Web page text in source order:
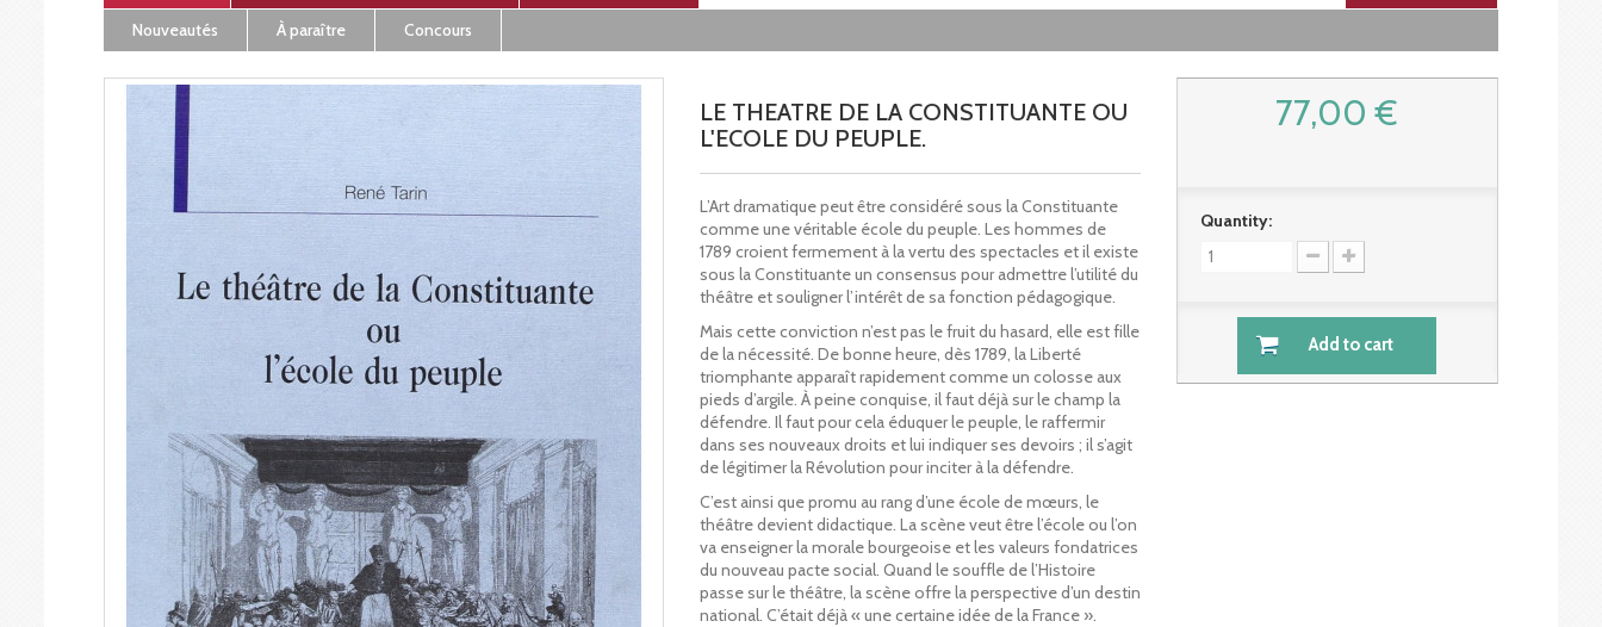
Nouveautés
À paraître Concours
LE THEATRE DE LA CONSTITUANTE OU
L'ECOLE DU PEUPLE.
L’Art dramatique peut être considéré sous la Constituante
comme une véritable école du peuple. Les hommes de
1789 croient fermement à la vertu des spectacles et il existe
sous la Constituante un consensus pour admettre l’utilité du
théâtre et souligner l’intérêt de sa fonction pédagogique.
Mais cette conviction n’est pas le fruit du hasard, elle est fille
de la nécessité. De bonne heure, dès 1789, la Liberté
triomphante apparaît rapidement comme un colosse aux
pieds d’argile. À peine conquise, il faut déjà sur le champ la
défendre. Il faut pour cela éduquer le peuple, le raffermir
dans ses nouveaux droits et lui indiquer ses devoirs ; il s’agit
de légitimer la Révolution pour inciter à la défendre.
C’est ainsi que promu au rang d’une école de mœurs, le
théâtre devient didactique. La scène veut être l’école ou l’on
va enseigner la morale bourgeoise et les valeurs fondatrices
du nouveau pacte social. Quand le souffle de l’Histoire
passe sur le théâtre, la scène offre la perspective d’un destin
national. C’était déjà « une certaine idée de la France ».
77,00 €
Quantity:
Add to cart